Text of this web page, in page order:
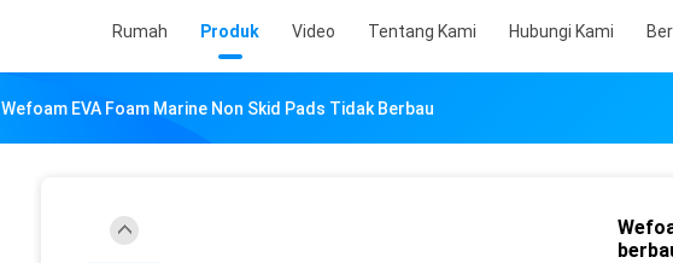
Rumah Produk Video Tentang Kami Hubungi Kami
Wefoam EVA Foam Marine Non Skid Pads Tidak Berbau